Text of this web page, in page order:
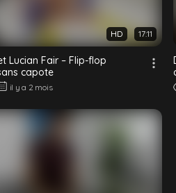
HD 17:11
Lucian Fair – Flip-flop
capote
il y a 2 mois